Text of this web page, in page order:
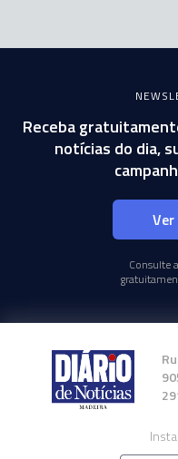
Receba
notícias do dia,
Consulte